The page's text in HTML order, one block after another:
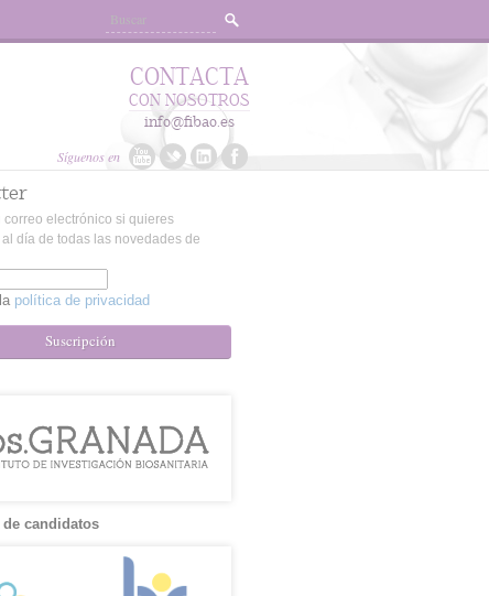
Síguenos en
CONTACTA
CON NOSOTROS
info@fibao.es
correo electrónico si quieres
día de todas las novedades de
política de privacidad
Suscripción
de candidatos